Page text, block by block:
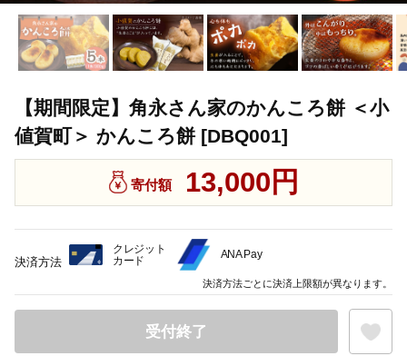
【期間限定】角永さん家のかんころ餅 ＜小
値賀町＞ かんころ餅 [DBQ001]
寄付額 13,000円
受付終了
決済方法
クレジット
カード
ANA Pay
決済方法ごとに決済上限額が異なります。